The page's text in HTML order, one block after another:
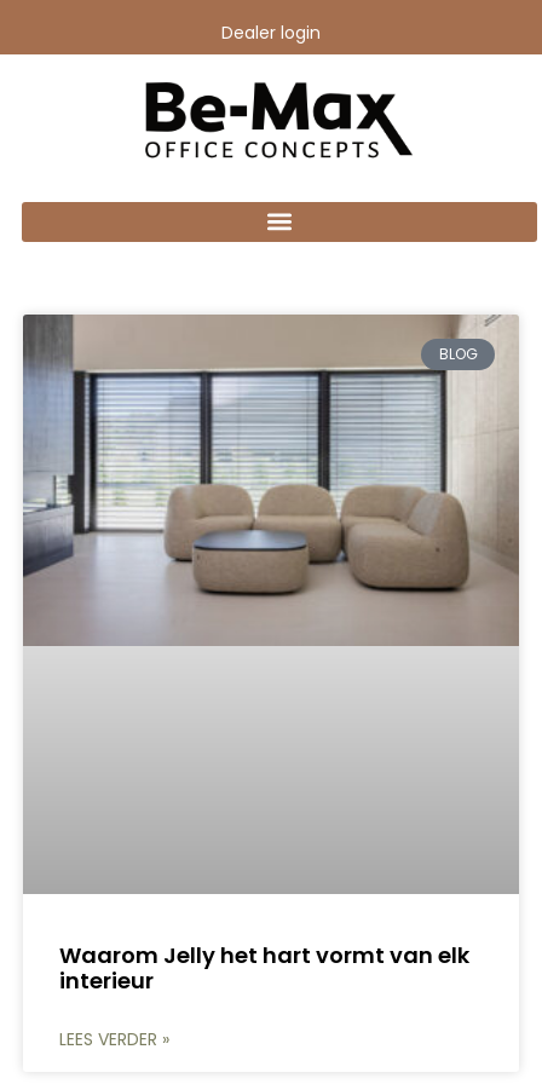
Dealer login
BLOG
Waarom Jelly het hart vormt van elk
interieur
LEES VERDER »